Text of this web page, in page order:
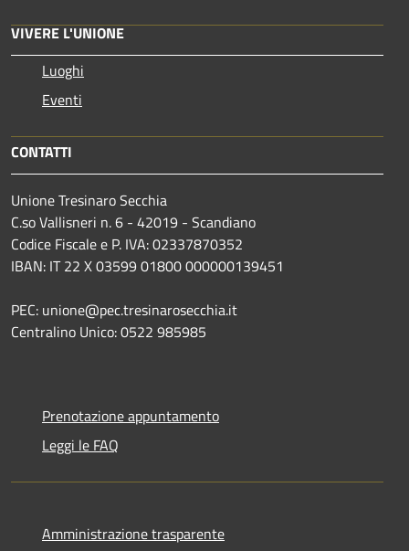
VIVERE L'UNIONE
Luoghi
Eventi
CONTATTI
Unione Tresinaro Secchia
C.so Vallisneri n. 6 - 42019 - Scandiano
Codice Fiscale e P. IVA: 02337870352
IBAN: IT 22 X 03599 01800 000000139451
PEC: unione@pec.tresinarosecchia.it
Centralino Unico: 0522 985985
Prenotazione appuntamento
Leggi le FAQ
Amministrazione trasparente